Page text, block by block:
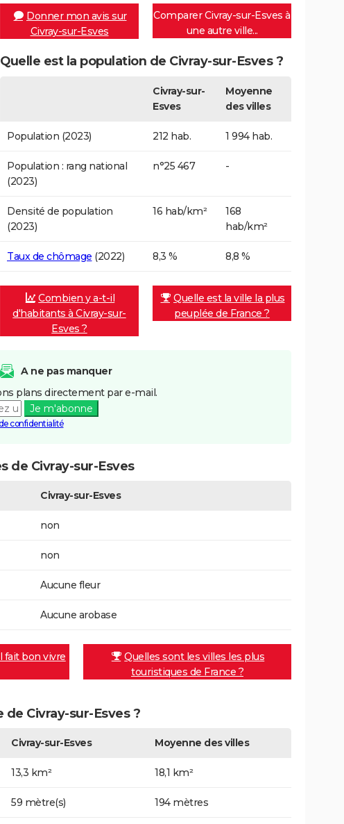
Donner mon avis sur
Civray-sur-Esves
Comparer Civray-sur-Esves à
une autre ville...
Quelle est la population de Civray-sur-Esves ?
Civray-sur-
Esves
Moyenne
des villes
Population (2023) 212 hab. 1 994 hab.
Population : rang national
(2023)
n°25 467 -
Densité de population
(2023)
16 hab/km²
168
hab/km²
Taux de chômage (2022) 8,3 % 8,8 %
Combien y a-t-il
d'habitants à Civray-sur-
Esves ?
Quelle est la ville la plus
peuplée de France ?
A ne pas manquer
plans directement par e-mail.
Je m'abonne
confidentialité
de Civray-sur-Esves
Civray-sur-Esves
non
non
Aucune fleur
Aucune arobase
fait bon vivre
Quelles sont les villes les plus
touristiques de France ?
Civray-sur-Esves ?
Civray-sur-Esves Moyenne des villes
13,3 km² 18,1 km²
59 mètre(s) 194 mètres